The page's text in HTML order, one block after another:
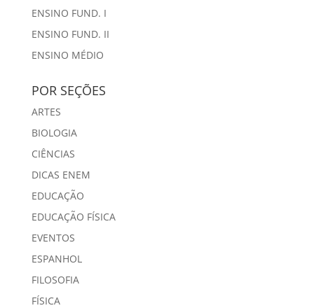
ENSINO FUND. I
ENSINO FUND. II
ENSINO MÉDIO
POR SEÇÕES
ARTES
BIOLOGIA
CIÊNCIAS
DICAS ENEM
EDUCAÇÃO
EDUCAÇÃO FÍSICA
EVENTOS
ESPANHOL
FILOSOFIA
FÍSICA